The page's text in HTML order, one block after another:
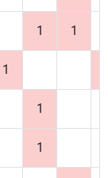
1 1
1
1
1